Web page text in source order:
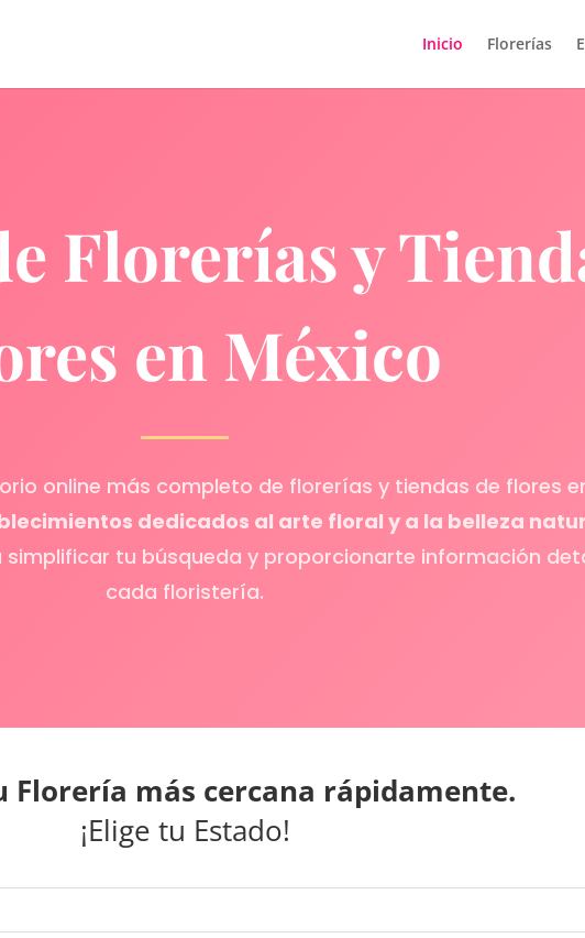
Inicio Florerías
Florerías y
en México
online más completo de florerías y tiendas de flores
dedicados al arte floral y a la belleza
tu búsqueda y proporcionarte información
cada floristería.
Florería más cercana rápidamente.
¡Elige tu Estado!